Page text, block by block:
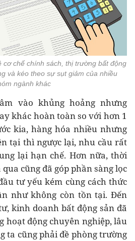
cơ chế chính sách, thị trường bất động
và kéo theo sự sụt giảm của nhiều
ngành khác
vào khủng hoảng nhưng
khác hoàn toàn so với hơn 1
kia, hàng hóa nhiều nhưng
tại thì ngược lại, nhu cầu rất
lại hạn chế. Hơn nữa, thời
cũng đã góp phần sàng lọc
tư yếu kém cùng cách thức
như không còn tồn tại. Đến
kinh doanh bất động sản đã
hoạt động chuyên nghiệp, lâu
ta cũng phải đề phòng trường